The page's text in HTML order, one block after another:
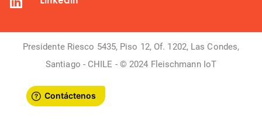
Presidente Riesco 5435, Piso 12, Of. 1202, Las Condes,
Santiago - CHILE - © 2024 Fleischmann IoT